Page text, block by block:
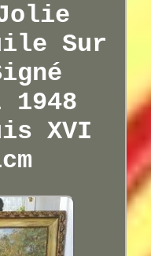
Sur
1948
XVI